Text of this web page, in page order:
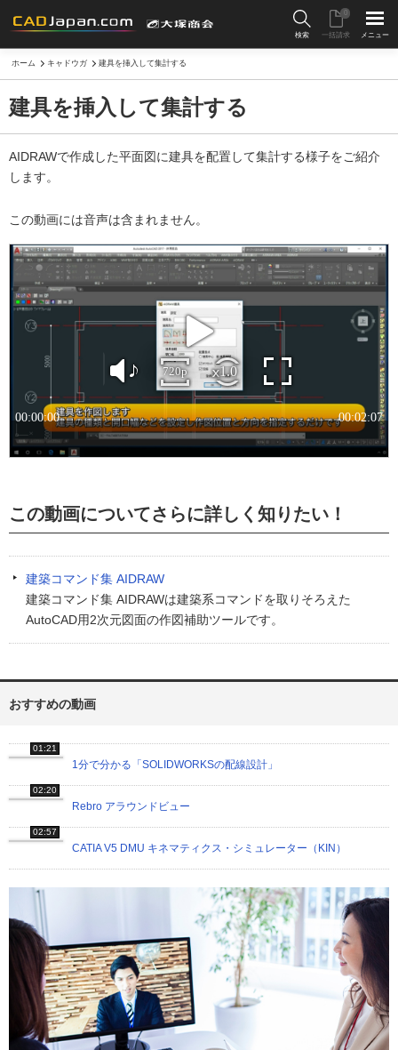
検索 一括請求
0
メニュー
ホーム キャドウガ 建具を挿入して集計する
建具を挿入して集計する
AIDRAWで作成した平面図に建具を配置して集計する様子をご紹介
します。
この動画には音声は含まれません。
この動画についてさらに詳しく知りたい！
建築コマンド集 AIDRAW
建築コマンド集 AIDRAWは建築系コマンドを取りそろえた
AutoCAD用2次元図面の作図補助ツールです。
おすすめの動画
01:21
1分で分かる「SOLIDWORKSの配線設計」
02:20
Rebro アラウンドビュー
02:57
CATIA V5 DMU キネマティクス・シミュレーター（KIN）